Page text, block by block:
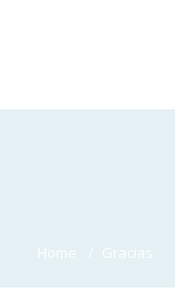
Home Gracias